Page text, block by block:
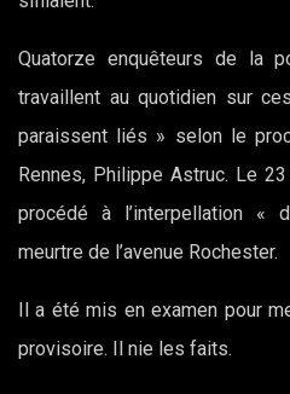
Quatorze enquêteurs de la
travaillent au quotidien sur
paraissent liés » selon le
Rennes, Philippe Astruc. Le
procédé à l’interpellation «
meurtre de l’avenue Rochester.
Il a été mis en examen pour
provisoire. Il nie les faits.